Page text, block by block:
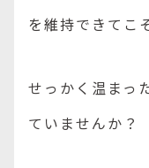
を維持できて
せっかく温まっ
ていませんか？